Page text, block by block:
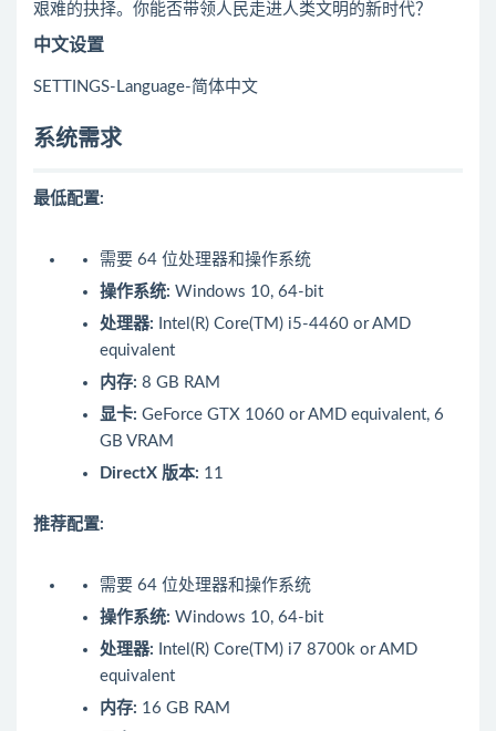
艰难的抉择。你能否带领人民走进人类文明的新时代？
中文设置
SETTINGS-Language-简体中文
系统需求
最低配置:
需要 64 位处理器和操作系统
操作系统: Windows 10, 64-bit
处理器: Intel(R) Core(TM) i5-4460 or AMD
equivalent
内存: 8 GB RAM
显卡: GeForce GTX 1060 or AMD equivalent, 6
GB VRAM
DirectX 版本: 11
推荐配置:
需要 64 位处理器和操作系统
操作系统: Windows 10, 64-bit
处理器: Intel(R) Core(TM) i7 8700k or AMD
equivalent
内存: 16 GB RAM